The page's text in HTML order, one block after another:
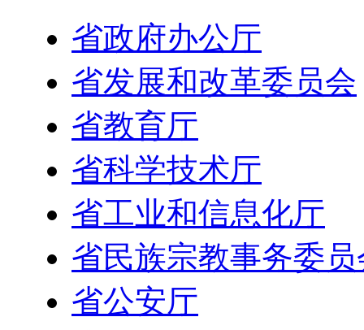
省政府办公厅
省发展和改革委员会
省教育厅
省科学技术厅
省工业和信息化厅
省民族宗教事务委员
省公安厅